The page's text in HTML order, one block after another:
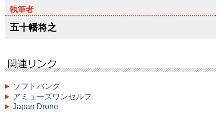
五十幡将之
ソフトバンク
アミューズワンセルフ
Japan Drone